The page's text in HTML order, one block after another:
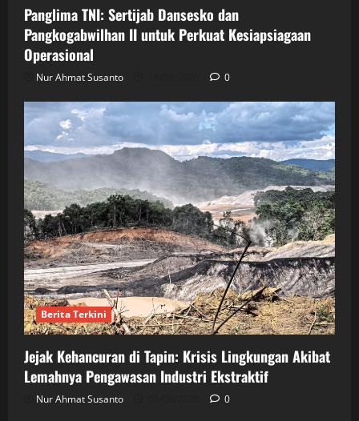
Panglima TNI: Sertijab Dansesko dan
Pangkogabwilhan II untuk Perkuat Kesiapsiagaan
Operasional
Nur Ahmat Susanto 0
Berita Terkini
Jejak Kehancuran di Tapin: Krisis Lingkungan Akibat
Lemahnya Pengawasan Industri Ekstraktif
Nur Ahmat Susanto 0